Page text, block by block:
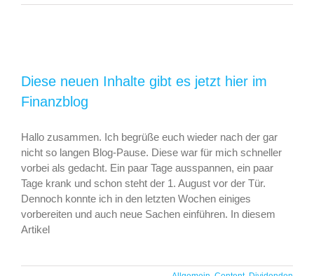
Diese neuen Inhalte gibt es jetzt hier im
Finanzblog
Hallo zusammen. Ich begrüße euch wieder nach der gar
nicht so langen Blog-Pause. Diese war für mich schneller
vorbei als gedacht. Ein paar Tage ausspannen, ein paar
Tage krank und schon steht der 1. August vor der Tür.
Dennoch konnte ich in den letzten Wochen einiges
vorbereiten und auch neue Sachen einführen. In diesem
Artikel
Mit der Levermann Strategie die Spreu